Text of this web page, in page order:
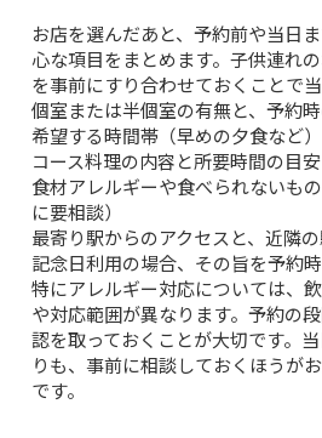
TOP
CONCEPT
お店を選んだあと、予約前や当日
心な項目をまとめます。子供連れ
を事前にすり合わせておくことで
個室または半個室の有無と、予約
希望する時間帯（早めの夕食など
コース料理の内容と所要時間の目安
食材アレルギーや食べられないも
に要相談）
最寄り駅からのアクセスと、近隣
記念日利用の場合、その旨を予約
特にアレルギー対応については、
や対応範囲が異なります。予約の
認を取っておくことが大切です。
りも、事前に相談しておくほうが
です。